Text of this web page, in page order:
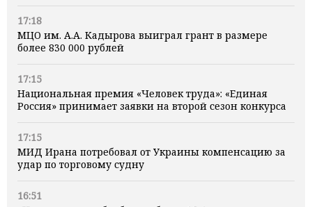
17:18
МЦО им. А.А. Кадырова выиграл грант в размере
более 830 000 рублей
17:15
Национальная премия «Человек труда»: «Единая
Россия» принимает заявки на второй сезон конкурса
17:15
МИД Ирана потребовал от Украины компенсацию за
удар по торговому судну
16:51